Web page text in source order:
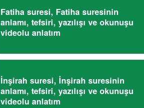
Fatiha suresi, Fatiha suresinin
anlamı, tefsiri, yazılışı ve okunuşu
videolu anlatım
İnşirah suresi, İnşirah suresinin
anlamı, tefsiri, yazılışı ve okunuşu
videolu anlatım